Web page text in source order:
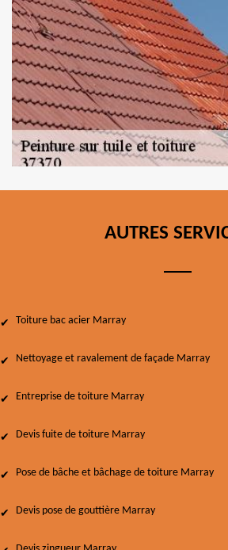
AUTRES
Toiture bac acier Marray
Nettoyage et ravalement de façade Marray
Entreprise de toiture Marray
Devis fuite de toiture Marray
Pose de bâche et bâchage de toiture Marray
Devis pose de gouttière Marray